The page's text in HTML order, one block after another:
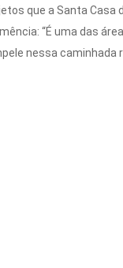
que a Santa
“É uma das
nessa caminhada